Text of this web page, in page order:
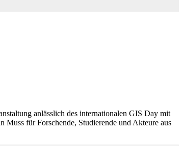
anlässlich des internationalen GIS Day mit
Muss für Forschende, Studierende und Akteure aus